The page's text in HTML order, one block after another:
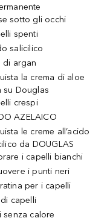
sotto gli occhi
spenti
salicilico
di argan
la crema di aloe
su Douglas
crespi
AZELAICO
le creme all’acido
da DOUGLAS
i capelli bianchi
i punti neri
per i capelli
capelli
senza calore